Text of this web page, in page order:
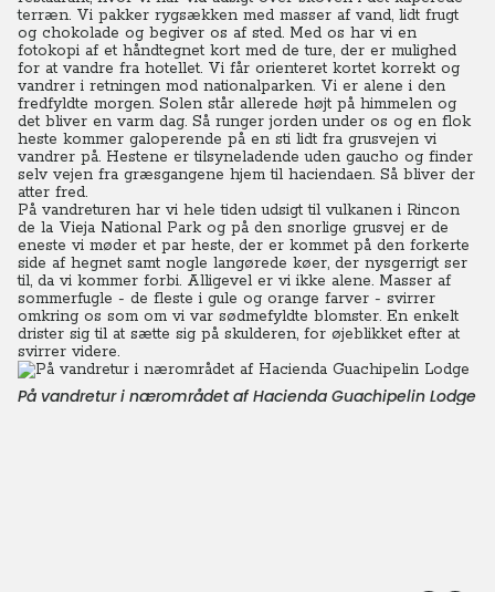
terræn. Vi pakker rygsækken med masser af vand, lidt frugt
og chokolade og begiver os af sted. Med os har vi en
fotokopi af et håndtegnet kort med de ture, der er mulighed
for at vandre fra hotellet. Vi får orienteret kortet korrekt og
vandrer i retningen mod nationalparken. Vi er alene i den
fredfyldte morgen. Solen står allerede højt på himmelen og
det bliver en varm dag. Så runger jorden under os og en flok
heste kommer galoperende på en sti lidt fra grusvejen vi
vandrer på. Hestene er tilsyneladende uden gaucho og finder
selv vejen fra græsgangene hjem til haciendaen. Så bliver der
atter fred.
På vandreturen har vi hele tiden udsigt til vulkanen i Rincon
de la Vieja National Park og på den snorlige grusvej er de
eneste vi møder et par heste, der er kommet på den forkerte
side af hegnet samt nogle langørede køer, der nysgerrigt ser
til, da vi kommer forbi. Alligevel er vi ikke alene. Masser af
sommerfugle - de fleste i gule og orange farver - svirrer
omkring os som om vi var sødmefyldte blomster. En enkelt
drister sig til at sætte sig på skulderen, for øjeblikket efter at
svirrer videre.
På vandretur i nærområdet af Hacienda Guachipelin Lodge